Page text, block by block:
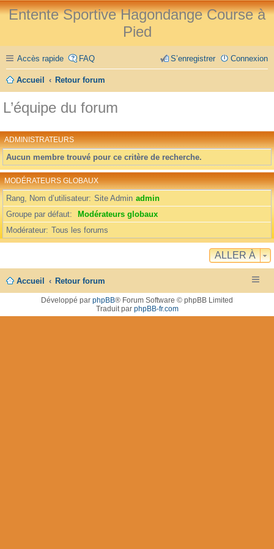
Entente Sportive Hagondange Course à
Pied
Accès rapide FAQ Connexion
S’enregistrer
Accueil Retour forum
L’équipe du forum
ADMINISTRATEURS
Aucun membre trouvé pour ce critère de recherche.
MODÉRATEURS GLOBAUX
Rang, Nom d’utilisateur Site Admin admin
Groupe par défaut
Modérateurs globaux
Modérateur Tous les forums
ALLER À
Accueil Retour forum
Développé par phpBB® Forum Software © phpBB Limited
Traduit par phpBB-fr.com